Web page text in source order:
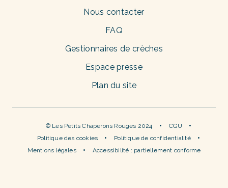
Nous contacter
FAQ
Gestionnaires de crèches
Espace presse
Plan du site
© Les Petits Chaperons Rouges 2024
CGU
Politique des cookies
Politique de confidentialité
Mentions légales
Accessibilité : partiellement conforme